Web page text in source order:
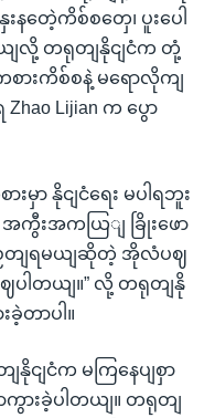
နတေဲ့ကိစ်စတှေ၊ ပူးပေါ
ျလို့ တရုတျနိုငျငံက တုံ့
စားကိစ်စနဲ့ မရောလိုကျ
Zhao Lijian က ပွော
မှာ နိုငျငံရေး မပါရဘူး
ကွီးအကယြျ ခြိုးဖော
တျရမယျဆိုတဲ့ အိုလံပဈ
ဈပါတယျ။” လို့ တရုတျနို
ခဲ့တာပါ။
ငျငံက မကြနေပျစှာ
းခဲ့ပါတယျ။ တရုတျ